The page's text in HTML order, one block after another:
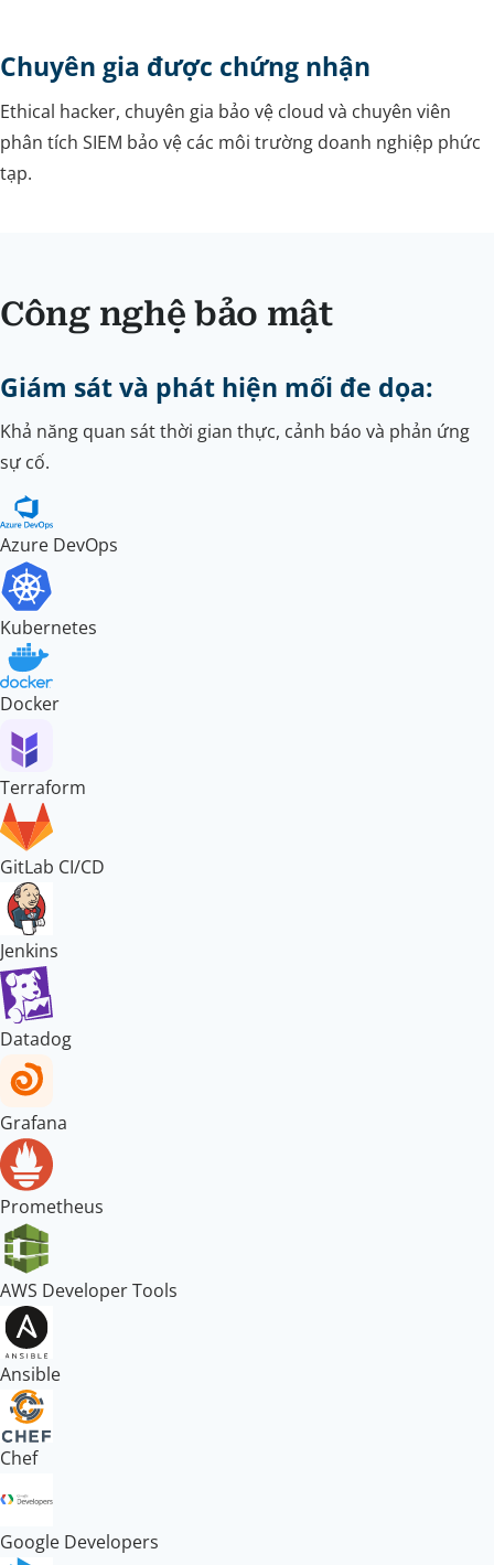
Chuyên gia được chứng nhận
Ethical hacker, chuyên gia bảo vệ cloud và chuyên viên
phân tích SIEM bảo vệ các môi trường doanh nghiệp phức
tạp.
Công nghệ bảo mật
Giám sát và phát hiện mối đe dọa:
Khả năng quan sát thời gian thực, cảnh báo và phản ứng
sự cố.
Azure DevOps
Kubernetes
Docker
Terraform
GitLab CI/CD
Jenkins
Datadog
Grafana
Prometheus
AWS Developer Tools
Ansible
Chef
Google Developers